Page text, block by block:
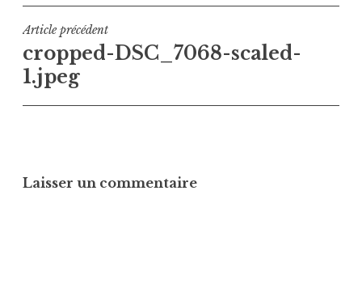
Navigation
de
l’article
Article précédent
cropped-DSC_7068-scaled-
1.jpeg
Laisser un commentaire